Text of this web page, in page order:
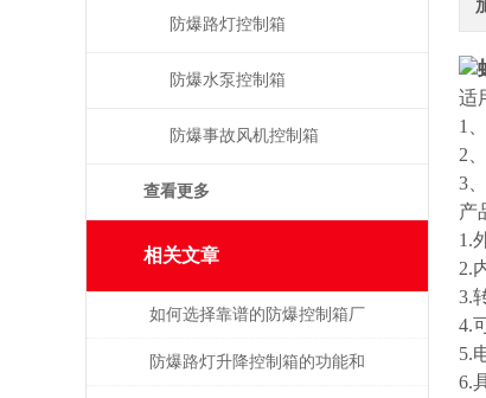
适
1
2
3
产
1.
2.
3.
4.
5.
6.
防爆路灯控制箱
防爆水泵控制箱
防爆事故风机控制箱
查看更多
相关文章
如何选择靠谱的防爆控制箱厂
家？
防爆路灯升降控制箱的功能和